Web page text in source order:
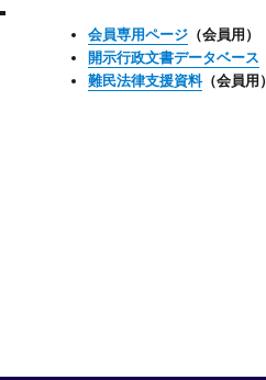
会員専用ページ （会員用）
開示行政文書データベース
難民法律支援資料（会員用）